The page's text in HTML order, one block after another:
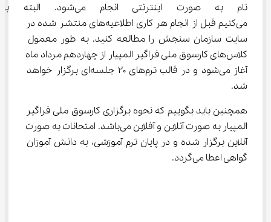
نام به صورت اینترنتی
می‌کنیم قبل از انجام هر کاری اطلاعیه‌های منتشر شده در
سایت سازمان سنجش را مطالعه کنید. به طور معمول
کلاس‌های کارسوق ملی فراگیر المپیار از چهاردهم مرداد ماه
آغاز می‌شود و در قالب ترم‌های ۲۰ جلسه‌ای برگزار خواهد
شد.
همچنین باید بگوییم که نحوه برگزاری کارسوق ملی فراگیر
المپیار به صورت آنلاین و آفلاین می‌باشد. امتحانات به صورت
آنلاین برگزار شده و در پایان ترم آموزشی، به دانش آموزان
گواهی اعطا می‌گردد.